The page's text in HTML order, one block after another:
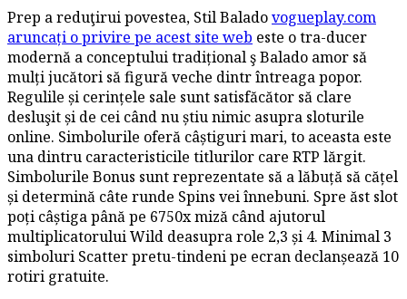
Prep a reduţirui povestea, Stil Baladovogueplay.com
aruncați o privire pe acest site web este o tra-ducer
modernă a conceptului tradițional ş Balado amor să
mulți jucători să figură veche dintr întreaga popor.
Regulile și cerințele sale sunt satisfăcător să clare
desluşit și de cei când nu știu nimic asupra sloturile
online. Simbolurile oferă câștiguri mari, to aceasta este
una dintru caracteristicile titlurilor care RTP lărgit.
Simbolurile Bonus sunt reprezentate să a lăbuță să cățel
și determină câte runde Spins vei înnebuni. Spre ăst slot
poți câștiga până pe 6750x miză când ajutorul
multiplicatorului Wild deasupra role 2,3 și 4. Minimal 3
simboluri Scatter pretu-tindeni pe ecran declanșează 10
rotiri gratuite.